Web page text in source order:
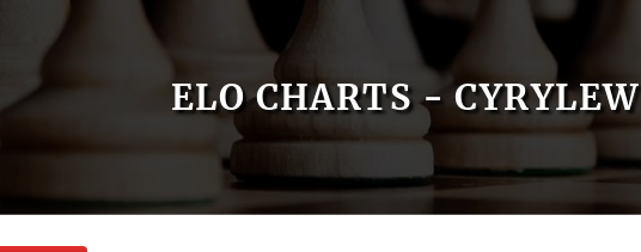
ELO CHARTS - CYRYLEW